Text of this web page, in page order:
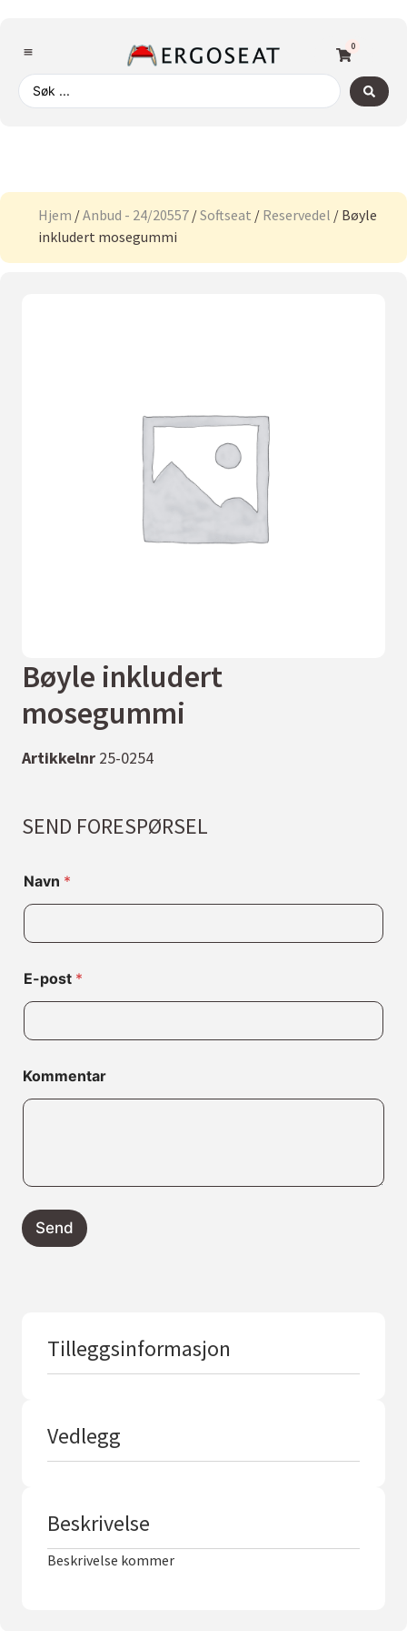
0
Hjem /Anbud - 24/20557 /Softseat / Reservedel / Bøyle
inkludert mosegummi
Bøyle inkludert
mosegummi
Artikkelnr 25-0254
SEND FORESPØRSEL
a
v
L
y
o
u
*
Navn *
E-post *
Kommentar
Send
Tilleggsinformasjon
Vedlegg
Beskrivelse
Beskrivelse kommer